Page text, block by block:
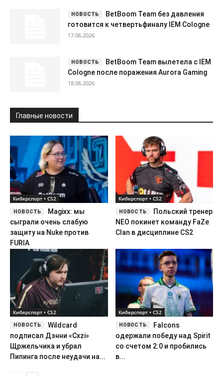
BetBoom Team без давления
готовится к четвертьфиналу IEM Cologne
17.06.2026
BetBoom Team вылетела с IEM
Cologne после поражения Aurora Gaming
18.06.2026
Главные новости
Киберспорт • CS2
Magixx: мы
сыграли очень слабую
защиту на Nuke против
FURIA
Киберспорт • CS2
Польский тренер
NEO покинет команду FaZe
Clan в дисциплине CS2
Киберспорт • CS2
Wildcard
подписал Дэнни «Cxzi»
Щржельчика и убрал
Пипинга после неудачи на...
Киберспорт • CS2
Falcons
одержали победу над Spirit
со счетом 2:0 и пробились
в...